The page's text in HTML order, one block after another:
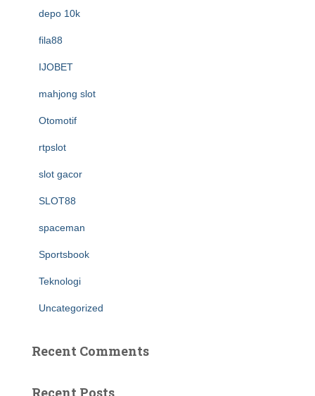
depo 10k
fila88
IJOBET
mahjong slot
Otomotif
rtpslot
slot gacor
SLOT88
spaceman
Sportsbook
Teknologi
Uncategorized
Recent Comments
Recent Posts